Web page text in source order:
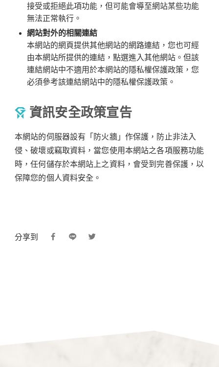
接受或拒絕此項功能，但可能會導至網站某些功能
無法正常執行。
網站對外的相關連結
本網站的網頁提供其他網站的網路連結，您也可經
由本網站所提供的連結，點選進入其他網站。但該
連結網站中不適用於本網站的隱私權保護政策，您
必須參考該連結網站中的隱私權保護政策。
資訊安全政策宣告
本網站的伺服器設有「防火牆」作保護，防止非法入
侵、破壞或竊取資料，當您使用本網站之各項服務功能
時，任何儲存於本網站上之資料，會受到完善保護，以
保障您的個人資料安全。
分享到